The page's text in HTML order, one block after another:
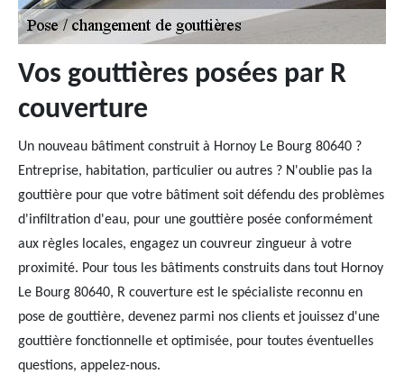
Vos gouttières posées par R
couverture
Un nouveau bâtiment construit à Hornoy Le Bourg 80640 ?
Entreprise, habitation, particulier ou autres ? N'oublie pas la
gouttière pour que votre bâtiment soit défendu des problèmes
d'infiltration d'eau, pour une gouttière posée conformément
aux règles locales, engagez un couvreur zingueur à votre
proximité. Pour tous les bâtiments construits dans tout Hornoy
Le Bourg 80640, R couverture est le spécialiste reconnu en
pose de gouttière, devenez parmi nos clients et jouissez d'une
gouttière fonctionnelle et optimisée, pour toutes éventuelles
questions, appelez-nous.